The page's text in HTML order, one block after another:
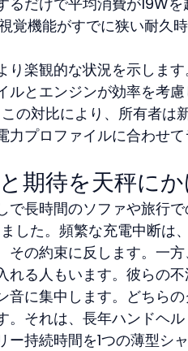
覚機能がすでに狭い耐久
り楽観的な状況を示しま
ルとエンジンが効率を考
の対比により、所有者は
力プロファイルに合わせ
期待を天秤に
で長時間のソファや旅行
した。頻繁な充電中断は
の約束に反します。一方
れる人もいます。彼らの
音に集中します。どちら
。それは、長年ハンドヘ
持続時間を1つの薄型シ